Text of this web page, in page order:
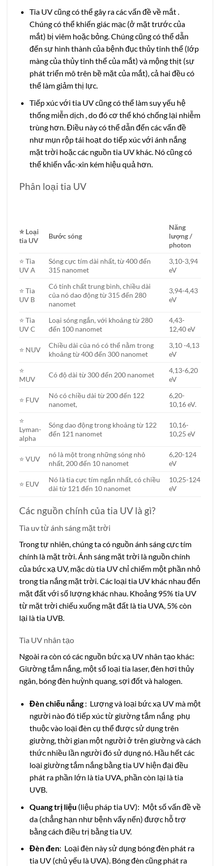
Tia UV cũng có thể gây ra các vấn đề về mắt .
Chúng có thể khiến giác mạc (ở mặt trước của
mắt) bị viêm hoặc bỏng. Chúng cũng có thể dẫn
đến sự hình thành của bệnh đục thủy tinh thể (lớp
màng của thủy tinh thể của mắt) và mộng thịt (sự
phát triển mô trên bề mặt của mắt), cả hai đều có
thể làm giảm thị lực.
Tiếp xúc với tia UV cũng có thể làm suy yếu hệ
thống miễn dịch , do đó cơ thể khó chống lại nhiễm
trùng hơn. Điều này có thể dẫn đến các vấn đề
như mụn rộp tái hoạt do tiếp xúc với ánh nắng
mặt trời hoặc các nguồn tia UV khác. Nó cũng có
thể khiến vắc-xin kém hiệu quả hơn.
Phân loại tia UV
⭐ Loại
tia UV
Bước sóng
Năng
lượng /
photon
⭐ Tia
UV A
Sóng cực tím dài nhất, từ 400 đến
315 nanomet
3,10-3,94
eV
⭐ Tia
UV B
Có tính chất trung bình, chiều dài
của nó dao động từ 315 đến 280
nanomet
3,94-4,43
eV
⭐ Tia
UV C
Loại sóng ngắn, với khoảng từ 280
đến 100 nanomet
4,43-
12,40 eV
⭐ NUV
Chiều dài của nó có thể nằm trong
khoảng từ 400 đến 300 nanomet
3,10 -4,13
eV
⭐
MUV
Có độ dài từ 300 đến 200 nanomet
4,13-6,20
eV
⭐ FUV
Nó có chiều dài từ 200 đến 122
nanomet,
6,20-
10,16 eV.
⭐
Lyman-
alpha
Sóng dao động trong khoảng từ 122
đến 121 nanomet
10,16-
10,25 eV
⭐ VUV
nó là một trong những sóng nhỏ
nhất, 200 đến 10 nanomet
6,20-124
eV
⭐ EUV
Nó là tia cực tím ngắn nhất, có chiều
dài từ 121 đến 10 nanomet
10,25-124
eV
Các nguồn chính của tia UV là gì?
Tia uv từ ánh sáng mặt trời
Trong tự nhiên, chúng ta có nguồn ánh sáng cực tím
chính là mặt trời. Ánh sáng mặt trời là nguồn chính
của bức xạ UV, mặc dù tia UV chỉ chiếm một phần nhỏ
trong tia nắng mặt trời. Các loại tia UV khác nhau đến
mặt đất với số lượng khác nhau. Khoảng 95% tia UV
từ mặt trời chiếu xuống mặt đất là tia UVA, 5% còn
lại là tia UVB.
Tia UV nhân tạo
Ngoài ra còn có các nguồn bức xạ UV nhân tạo khác:
Giường tắm nắng, một số loại tia laser, đèn hơi thủy
ngân, bóng đèn huỳnh quang, sợi đốt và halogen.
Đèn chiếu nắng: Lượng và loại bức xạ UV mà một
người nào đó tiếp xúc từ giường tắm nắng phụ
thuộc vào loại đèn cụ thể được sử dụng trên
giường, thời gian một người ở trên giường và cách
thức nhiều lần người đó sử dụng nó. Hầu hết các
loại giường tắm nắng bằng tia UV hiện đại đều
phát ra phần lớn là tia UVA, phần còn lại là tia
UVB.
Quang trị liệu (liệu pháp tia UV): Một số vấn đề về
da (chẳng hạn như bệnh vẩy nến) được hỗ trợ
bằng cách điều trị bằng tia UV.
Đèn đen: Loại đèn này sử dụng bóng đèn phát ra
tia UV (chủ yếu là UVA). Bóng đèn cũng phát ra